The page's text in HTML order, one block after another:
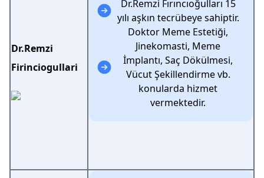
Dr.Remzi
Firinciogullari
Dr.Remzi Fırıncıoğulları 15
yılı aşkın tecrübeye sahiptir.
Doktor Meme Estetiği,
Jinekomasti, Meme
İmplantı, Saç Dökülmesi,
Vücut Şekillendirme vb.
konularda hizmet
vermektedir.